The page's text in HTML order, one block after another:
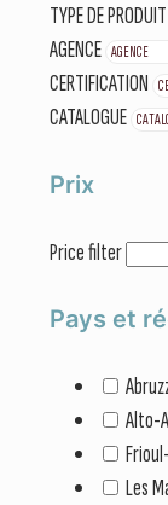
TYPE DE PRODUIT
AGENCE
CERTIFICATION
CATALOGUE
Prix
Price filter
Pays et
Alto-
Les